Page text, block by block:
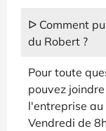
ᐅ Comment
du Robert ?
Pour toute
pouvez
l'entreprise au
Vendredi de